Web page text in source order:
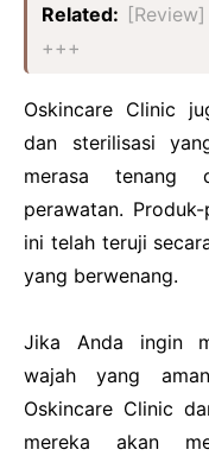
Related:
+++
Oskincare Clinic
dan sterilisasi
merasa tenang
perawatan.
ini telah teruji
yang berwenang.
Jika Anda ingin
wajah yang
Oskincare Clinic
mereka akan